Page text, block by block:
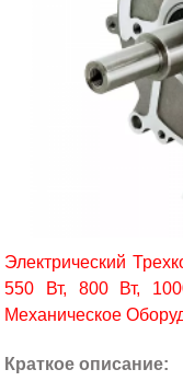
Электрический
550 Вт, 800 Вт,
Механическое
Краткое описание: